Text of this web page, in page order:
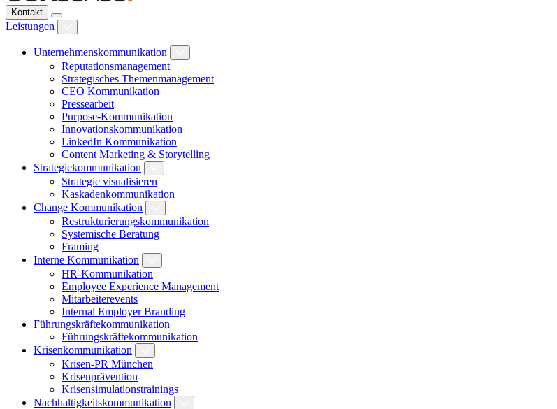
Kontakt
Leistungen
Unternehmenskommunikation
Reputationsmanagement
Strategisches Themenmanagement
CEO Kommunikation
Pressearbeit
Purpose-Kommunikation
Innovationskommunikation
LinkedIn Kommunikation
Content Marketing & Storytelling
Strategiekommunikation
Strategie visualisieren
Kaskadenkommunikation
Change Kommunikation
Restrukturierungskommunikation
Systemische Beratung
Framing
Interne Kommunikation
HR-Kommunikation
Employee Experience Management
Mitarbeiterevents
Internal Employer Branding
Führungskräftekommunikation
Führungskräftekommunikation
Krisenkommunikation
Krisen-PR München
Krisenprävention
Krisensimulationstrainings
Nachhaltigkeitskommunikation